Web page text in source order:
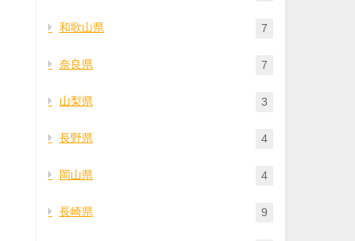
和歌山県 7
奈良県 7
山梨県 3
長野県 4
岡山県 4
長崎県 9